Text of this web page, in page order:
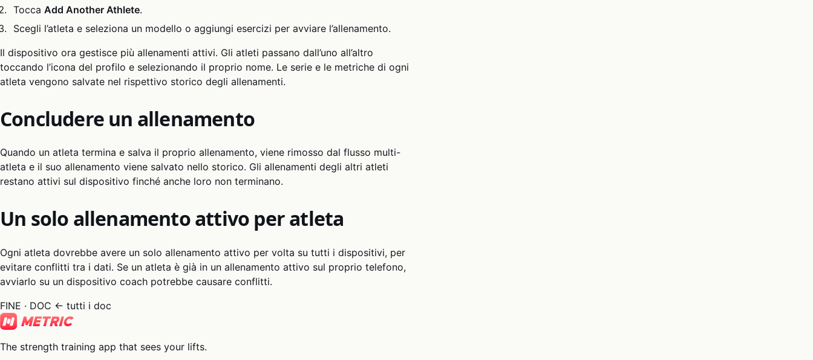
ToccaAdd Another Athlete.
Scegli l’atleta e seleziona un modello o aggiungi esercizi per avviare l’allenamento.
Il dispositivo ora gestisce più allenamenti attivi. Gli atleti passano dall’uno all’altro
toccando l’icona del profilo e selezionando il proprio nome. Le serie e le metriche di ogni
atleta vengono salvate nel rispettivo storico degli allenamenti.
Concludere un allenamento
Quando un atleta termina e salva il proprio allenamento, viene rimosso dal flusso multi-
atleta e il suo allenamento viene salvato nello storico. Gli allenamenti degli altri atleti
restano attivi sul dispositivo finché anche loro non terminano.
Un solo allenamento attivo per atleta
Ogni atleta dovrebbe avere un solo allenamento attivo per volta su tutti i dispositivi, per
evitare conflitti tra i dati. Se un atleta è già in un allenamento attivo sul proprio telefono,
avviarlo su un dispositivo coach potrebbe causare conflitti.
FINE · DOC ← tutti i doc
The strength training app that sees your lifts.